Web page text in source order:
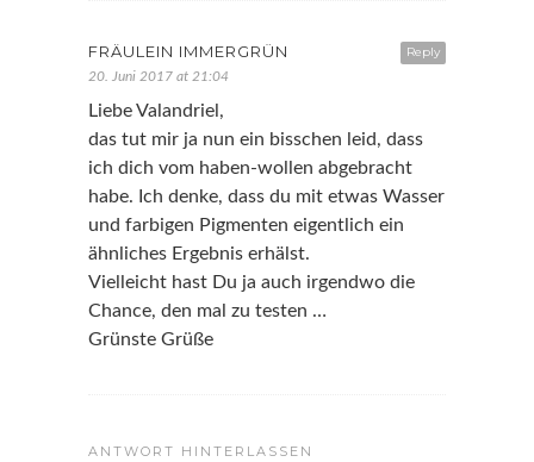
Reply
FRÄULEIN IMMERGRÜN
20. Juni 2017 at 21:04
Liebe Valandriel,
das tut mir ja nun ein bisschen leid, dass
ich dich vom haben-wollen abgebracht
habe. Ich denke, dass du mit etwas Wasser
und farbigen Pigmenten eigentlich ein
ähnliches Ergebnis erhälst.
Vielleicht hast Du ja auch irgendwo die
Chance, den mal zu testen …
Grünste Grüße
ANTWORT HINTERLASSEN